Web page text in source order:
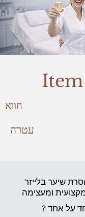
חווא
עטרה
שיער בלייזר
ומעצימה
על אחד ?